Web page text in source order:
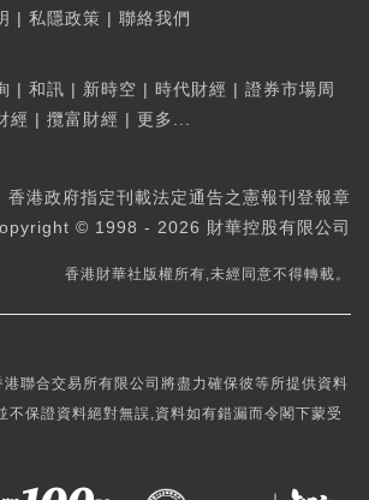
| 私隱政策 | 聯絡我們
| 和訊 | 新時空 | 時代財經 | 證券市場周
經 | 攬富財經 | 更多...
香港政府指定刊載法定通告之憲報刊登報章
© 1998 - 2026 財華控股有限公司
香港財華社版權所有,未經同意不得轉載。
聯合交易所有限公司將盡力確保彼等所提供資料
不保證資料絕對無誤,資料如有錯漏而令閣下蒙受